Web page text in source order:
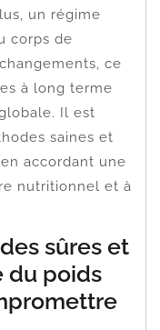
un régime
corps de
ce
à long terme
Il est
saines et
accordant une
nutritionnel et à
sûres et
du poids